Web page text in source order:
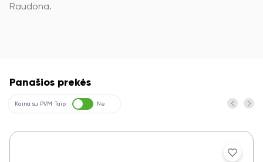
Raudona.
Panašios prekės
Kaina su PVM Taip Ne